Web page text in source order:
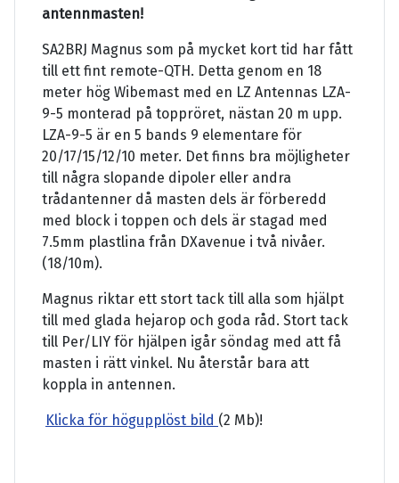
antennmasten!
SA2BRJ Magnus som på mycket kort tid har fått
till ett fint remote-QTH. Detta genom en 18
meter hög Wibemast med en LZ Antennas LZA-
9-5 monterad på toppröret, nästan 20 m upp.
LZA-9-5 är en 5 bands 9 elementare för
20/17/15/12/10 meter. Det finns bra möjligheter
till några slopande dipoler eller andra
trådantenner då masten dels är förberedd
med block i toppen och dels är stagad med
7.5mm plastlina från DXavenue i två nivåer.
(18/10m).
Magnus riktar ett stort tack till alla som hjälpt
till med glada hejarop och goda råd. Stort tack
till Per/LIY för hjälpen igår söndag med att få
masten i rätt vinkel. Nu återstår bara att
koppla in antennen.
Klicka för högupplöst bild (2 Mb)!